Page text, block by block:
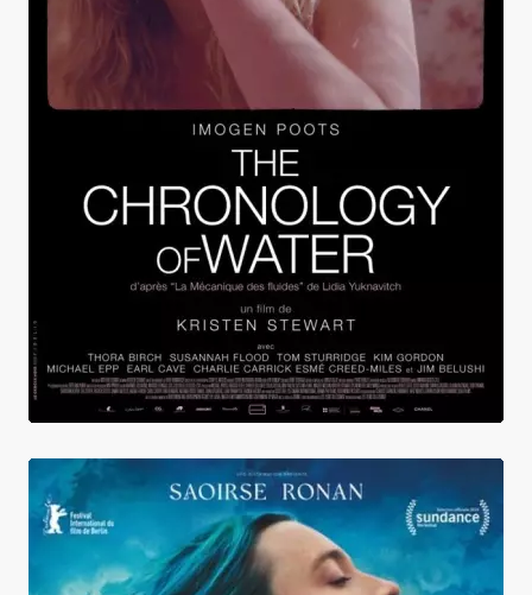
The Chronology Of Water